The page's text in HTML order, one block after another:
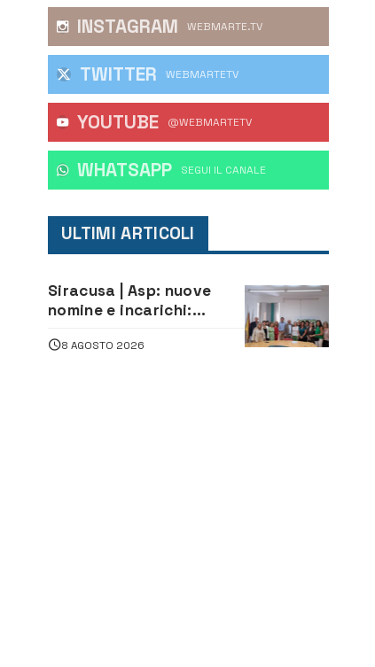
INSTAGRAM WEBMARTE.TV
TWITTER WEBMARTETV
YOUTUBE @WEBMARTETV
WHATSAPP ‎SEGUI IL CANALE
ULTIMI ARTICOLI
Siracusa | Asp: nuove
nomine e incarichi:
di Sanità pubblica,
8 AGOSTO 2026